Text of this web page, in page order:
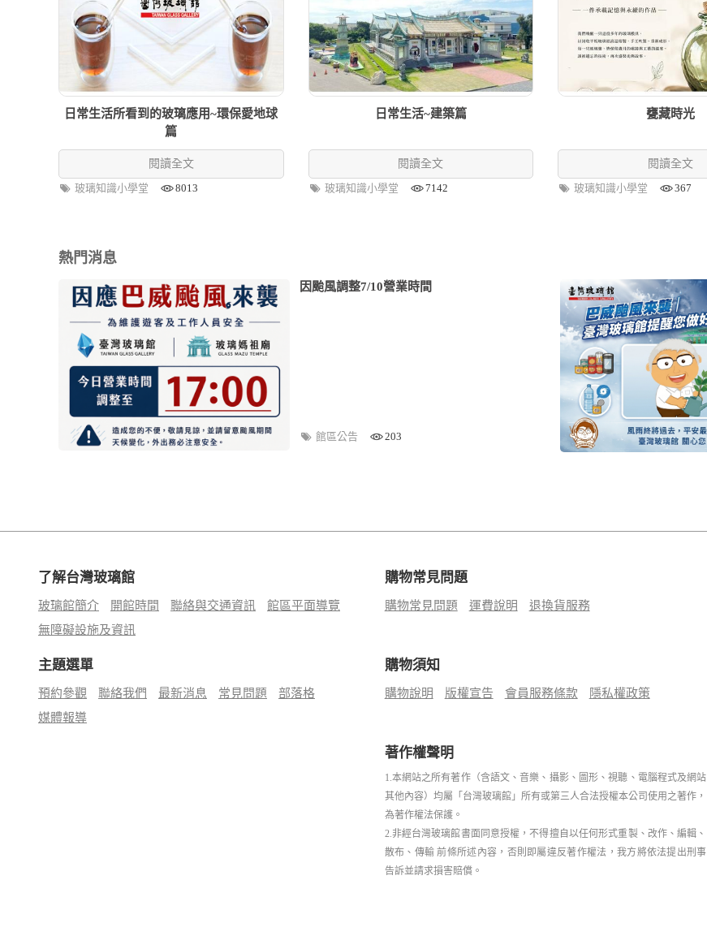
日常生活所看到的玻璃應用~環保愛地球
篇
閱讀全文
玻璃知識小學堂
8013
日常生活~建築篇
閱讀全文
玻璃知識小學堂
7142
甕藏時光
閱讀全文
玻璃知識小學堂
367
熱門消息
因颱風調整7/10營業時間
館區公告 203
了解台灣玻璃館
玻璃館簡介 開館時間 聯絡與交通資訊
館區平面導覽
無障礙設施及資訊
主題選單
預約參觀 聯絡我們 最新消息 常見問題
部落格
媒體報導
購物常見問題
購物常見問題 運費說明 退換貨服務
購物須知
購物說明 版權宣告 會員服務條款 隱私權政策
著作權聲明
1.本網站之所有著作（含語文、音樂、攝影、圖形、視聽、電腦程式及網站
其他內容）均屬「台灣玻璃館」所有或第三人合法授權本公司使用之著作，
為著作權法保護。
2.非經台灣玻璃館書面同意授權，不得擅自以任何形式重製、改作、編輯、
散布、傳輸 前條所述內容，否則即屬違反著作權法，我方將依法提出刑事
告訴並請求損害賠償。